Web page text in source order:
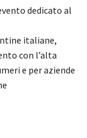
dedicato al
italiane,
con l’alta
e per aziende